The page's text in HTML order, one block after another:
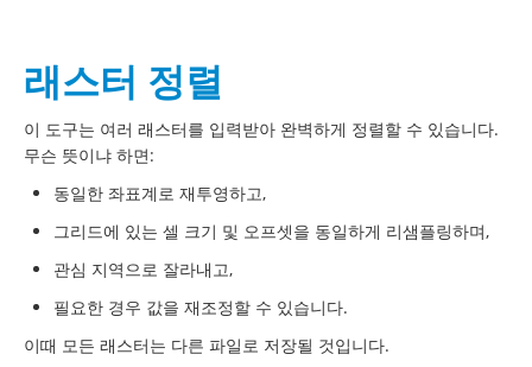
래스터 정렬
이 도구는 여러 래스터를 입력받아 완벽하게 정렬할 수 있습니다.
무슨 뜻이냐 하면:
동일한 좌표계로 재투영하고,
그리드에 있는 셀 크기 및 오프셋을 동일하게 리샘플링하며,
관심 지역으로 잘라내고,
필요한 경우 값을 재조정할 수 있습니다.
이때 모든 래스터는 다른 파일로 저장될 것입니다.